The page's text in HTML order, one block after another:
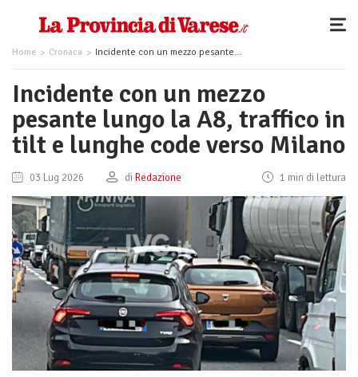
Home Cronaca Incidente con un mezzo pesante lungo la A8, traffico in tilt e lunghe code verso Milano
Incidente con un mezzo
pesante lungo la A8, traffico in
tilt e lunghe code verso Milano
03 Lug 2026 di Redazione 1 min di lettura